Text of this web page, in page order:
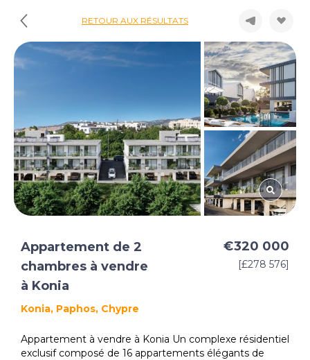
RETOUR AUX RÉSULTATS
Appartement de 2
chambres à vendre
à Konia
Konia, Paphos, Chypre
€320 000
[£278 576]
Appartement à vendre à Konia Un complexe résidentiel
exclusif composé de 16 appartements élégants de